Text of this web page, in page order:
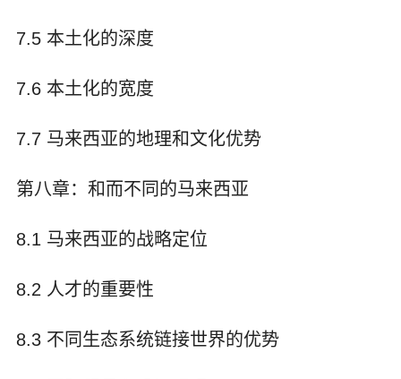
7.5 本土化的深度
7.6 本土化的宽度
7.7 马来西亚的地理和文化优势
第八章：和而不同的马来西亚
8.1 马来西亚的战略定位
8.2 人才的重要性
8.3 不同生态系统链接世界的优势